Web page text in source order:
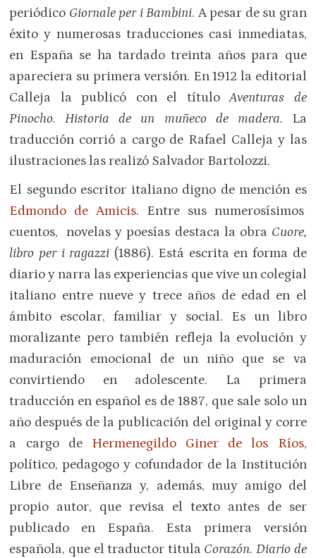
periódico Giornale per i Bambini. A pesar de su gran
éxito y numerosas traducciones casi inmediatas,
en España se ha tardado treinta años para que
apareciera su primera versión. En 1912 la editorial
Calleja la publicó con el títuloAventuras de
Pinocho. Historia de un muñeco de madera. La
traducción corrió a cargo de Rafael Calleja y las
ilustraciones las realizó Salvador Bartolozzi.
El segundo escritor italiano digno de mención es
Edmondo de Amicis. Entre sus numerosísimos
cuentos, novelas y poesías destaca la obra Cuore,
libro per i ragazzi (1886). Está escrita en forma de
diario y narra las experiencias que vive un colegial
italiano entre nueve y trece años de edad en el
ámbito escolar, familiar y social. Es un libro
moralizante pero también refleja la evolución y
maduración emocional de un niño que se va
convirtiendo en adolescente. La primera
traducción en español es de 1887, que sale solo un
año después de la publicación del original y corre
a cargo de Hermenegildo Giner de los Ríos,
político, pedagogo y cofundador de la Institución
Libre de Enseñanza y, además, muy amigo del
propio autor, que revisa el texto antes de ser
publicado en España. Esta primera versión
española, que el traductor titula Corazón. Diario de